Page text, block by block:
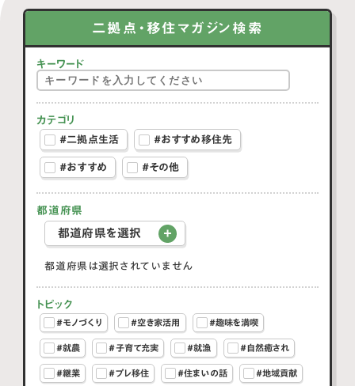
二拠点・移住マガジン検索
キーワード
カテゴリ
#二拠点生活
#おすすめ移住先
#おすすめ #その他
都道府県
都道府県を選択
都道府県は選択されていません
トピック
#モノづくり #空き家活用 #趣味を満喫
#就農 #子育て充実 #就漁 #自然癒され
#継業 #プレ移住 #住まいの話 #地域貢献